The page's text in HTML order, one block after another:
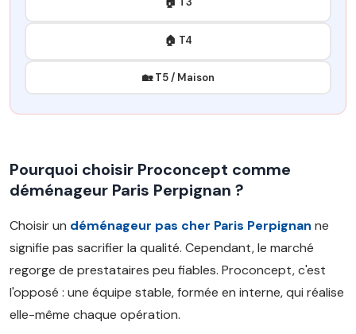
🏠 T4
🏡 T5 / Maison
Pourquoi choisir Proconcept comme
déménageur Paris Perpignan ?
Choisir un déménageur pas cher Paris Perpignan ne
signifie pas sacrifier la qualité. Cependant, le marché
regorge de prestataires peu fiables. Proconcept, c'est
l'opposé : une équipe stable, formée en interne, qui réalise
elle-même chaque opération.